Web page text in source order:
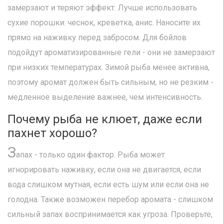
замерзают и теряют эффект. Лучше использовать
сухие порошки: чеснок, креветка, анис. Наносите их
прямо на наживку перед забросом. Для бойлов
подойдут ароматизированные гели - они не замерзают
при низких температурах. Зимой рыба менее активна,
поэтому аромат должен быть сильным, но не резким -
медленное выделение важнее, чем интенсивность.
Почему рыба не клюет, даже если
пахнет хорошо?
Запах - только один фактор. Рыба может
игнорировать наживку, если она не двигается, если
вода слишком мутная, если есть шум или если она не
голодна. Также возможен перебор аромата - слишком
сильный запах воспринимается как угроза. Проверьте,